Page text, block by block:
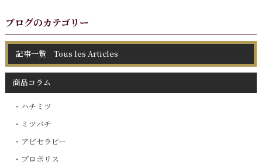
ブログのカテゴリー
記事一覧 Tous les Articles
商品コラム
ハチミツ
ミツバチ
アピセラピー
プロポリス